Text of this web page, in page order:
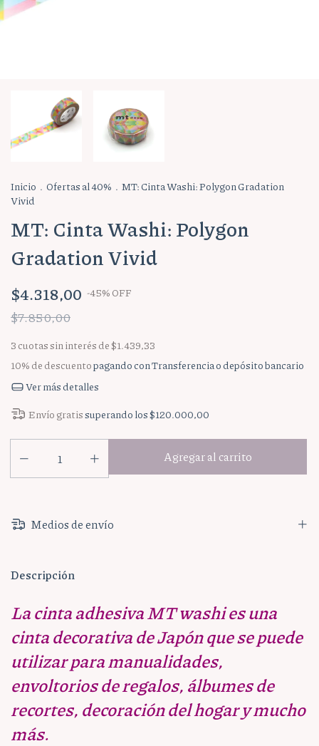
Inicio . Ofertas al 40% . MT: Cinta Washi: Polygon Gradation
Vivid
MT: Cinta Washi: Polygon
Gradation Vivid
$4.318,00 -45% OFF
$7.850,00
3 cuotas sin interés de$1.439,33
10% de descuentopagando con Transferencia o depósito bancario
Ver más detalles
Envío gratissuperando los$120.000,00
Medios de envío
Descripción
La cinta adhesiva MT washi es una
cinta decorativa de Japón que se puede
utilizar para manualidades,
envoltorios de regalos, álbumes de
recortes, decoración del hogar y mucho
más.